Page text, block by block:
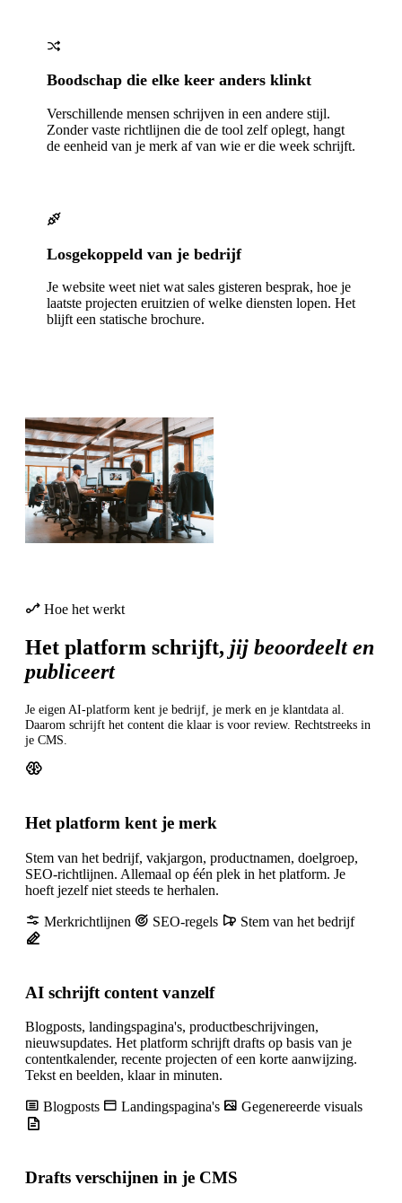
Boodschap die elke keer anders klinkt
Verschillende mensen schrijven in een andere stijl.
Zonder vaste richtlijnen die de tool zelf oplegt, hangt
de eenheid van je merk af van wie er die week schrijft.
Losgekoppeld van je bedrijf
Je website weet niet wat sales gisteren besprak, hoe je
laatste projecten eruitzien of welke diensten lopen. Het
blijft een statische brochure.
Hoe het werkt
Het platform schrijft, jij beoordeelt en
publiceert
Je eigen AI-platform kent je bedrijf, je merk en je klantdata al.
Daarom schrijft het content die klaar is voor review. Rechtstreeks in
je CMS.
Het platform kent je merk
Stem van het bedrijf, vakjargon, productnamen, doelgroep,
SEO-richtlijnen. Allemaal op één plek in het platform. Je
hoeft jezelf niet steeds te herhalen.
Merkrichtlijnen SEO-regels Stem van het bedrijf
AI schrijft content vanzelf
Blogposts, landingspagina's, productbeschrijvingen,
nieuwsupdates. Het platform schrijft drafts op basis van je
contentkalender, recente projecten of een korte aanwijzing.
Tekst en beelden, klaar in minuten.
Blogposts Landingspagina's Gegenereerde visuals
Drafts verschijnen in je CMS